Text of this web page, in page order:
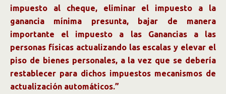
impuesto al cheque, eliminar el impuesto a la
ganancia mínima presunta, bajar de manera
importante el impuesto a las Ganancias a las
personas físicas actualizando las escalas y elevar el
piso de bienes personales, a la vez que se debería
restablecer para dichos impuestos mecanismos de
actualización automáticos.”